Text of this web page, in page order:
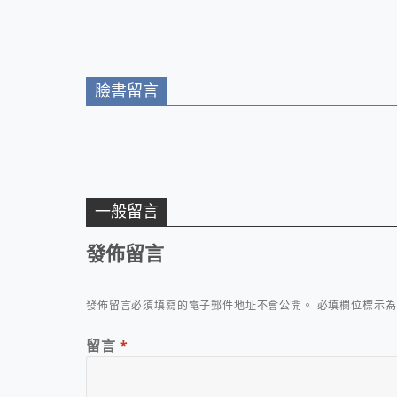
臉書留言
一般留言
發佈留言
發佈留言必須填寫的電子郵件地址不會公開。 必填欄位標示
留言 *